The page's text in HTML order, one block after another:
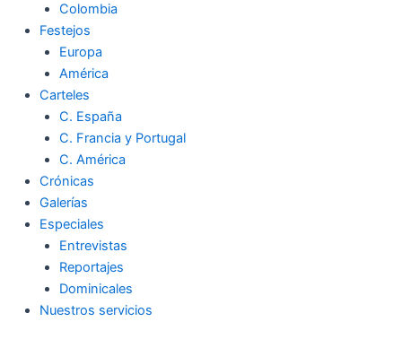
Colombia
Festejos
Europa
América
Carteles
C. España
C. Francia y Portugal
C. América
Crónicas
Galerías
Especiales
Entrevistas
Reportajes
Dominicales
Nuestros servicios